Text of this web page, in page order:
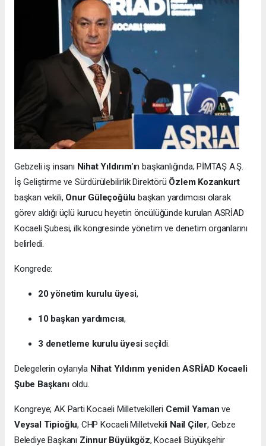
Gebzeli iş insanı Nihat Yıldırım’ın başkanlığında; PİMTAŞ A.Ş.
İş Geliştirme ve Sürdürülebilirlik Direktörü Özlem Kozankurt
başkan vekili, Onur Güleçoğülu başkan yardımcısı olarak
görev aldığı üçlü kurucu heyetin öncülüğünde kurulan ASRİAD
Kocaeli Şubesi, ilk kongresinde yönetim ve denetim organlarını
belirledi.
Kongrede:
20 yönetim kurulu üyesi,
10 başkan yardımcısı,
3 denetleme kurulu üyesiseçildi.
Delegelerin oylarıyla Nihat Yıldırım yeniden ASRİAD Kocaeli
Şube Başkanıoldu.
Kongreye; AK Parti Kocaeli Milletvekilleri Cemil Yaman ve
Veysal Tipioğlu, CHP Kocaeli Milletvekili Nail Çiler, Gebze
Belediye Başkanı Zinnur Büyükgöz, Kocaeli Büyükşehir